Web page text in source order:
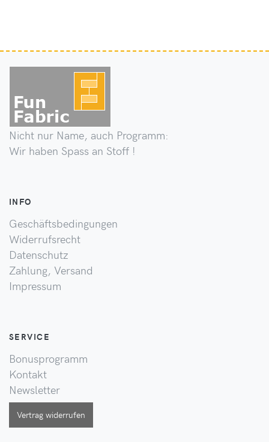
Nicht nur Name, auch Programm:
Wir haben Spass an Stoff !
INFO
Geschäftsbedingungen
Widerrufsrecht
Datenschutz
Zahlung, Versand
Impressum
SERVICE
Bonusprogramm
Kontakt
Newsletter
Vertrag widerrufen